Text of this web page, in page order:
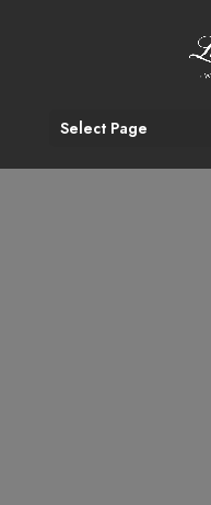
Select Page